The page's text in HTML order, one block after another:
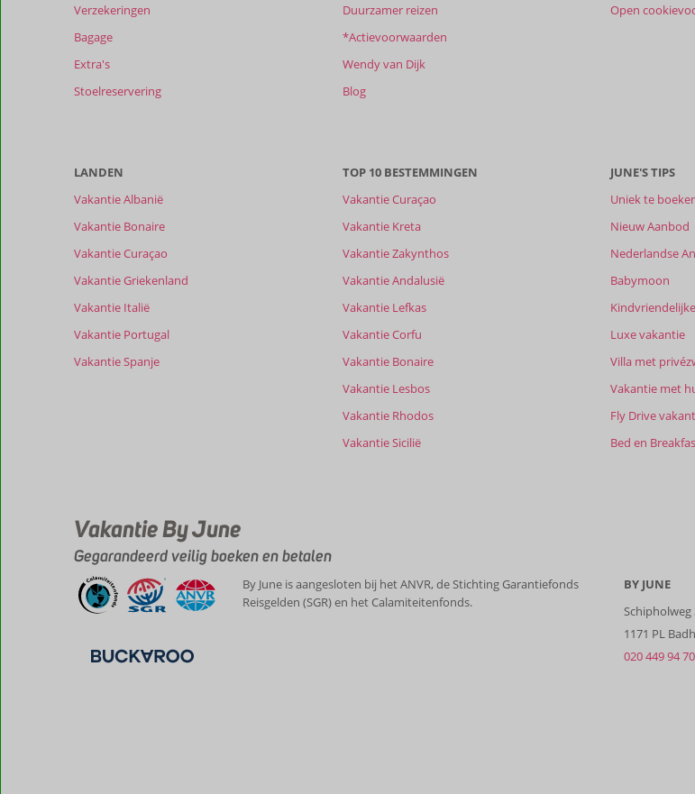
48
meer
de
getoonde
te
garanderen.
info
over
onze
beoordelingen.
Verzekeringen
Bagage
Extra's
Stoelreservering
Duurzamer reizen
*Actievoorwaarden
Wendy van Dijk
Blog
Open
LANDEN
Vakantie Albanië
Vakantie Bonaire
Vakantie Curaçao
Vakantie Griekenland
Vakantie Italië
Vakantie Portugal
Vakantie Spanje
TOP 10 BESTEMMINGEN
Vakantie Curaçao
Vakantie Kreta
Vakantie Zakynthos
Vakantie Andalusië
Vakantie Lefkas
Vakantie Corfu
Vakantie Bonaire
Vakantie Lesbos
Vakantie Rhodos
Vakantie Sicilië
JUNE'S TIPS
Uniek te
Nieuw Aanbod
Nederlandse
Babymoon
Luxe vakantie
Villa met
Vakantie met
Fly Drive
Bed en
Vakantie By June
Gegarandeerd veilig boeken en betalen
By June is aangesloten bij het ANVR, de Stichting Garantiefonds
Reisgelden (SGR) en het Calamiteitenfonds.
BY JUNE
Schipholweg
1171 PL
020 449 94 70